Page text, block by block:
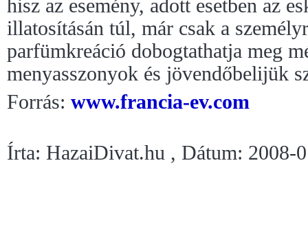
hisz az esemény, adott esetben az
illatosításán túl, már csak a
parfümkreáció dobogtathatja meg
menyasszonyok és jövendőbelijük
Forrás: www.francia-ev.com
Írta: HazaiDivat.hu , Dátum: 2008-